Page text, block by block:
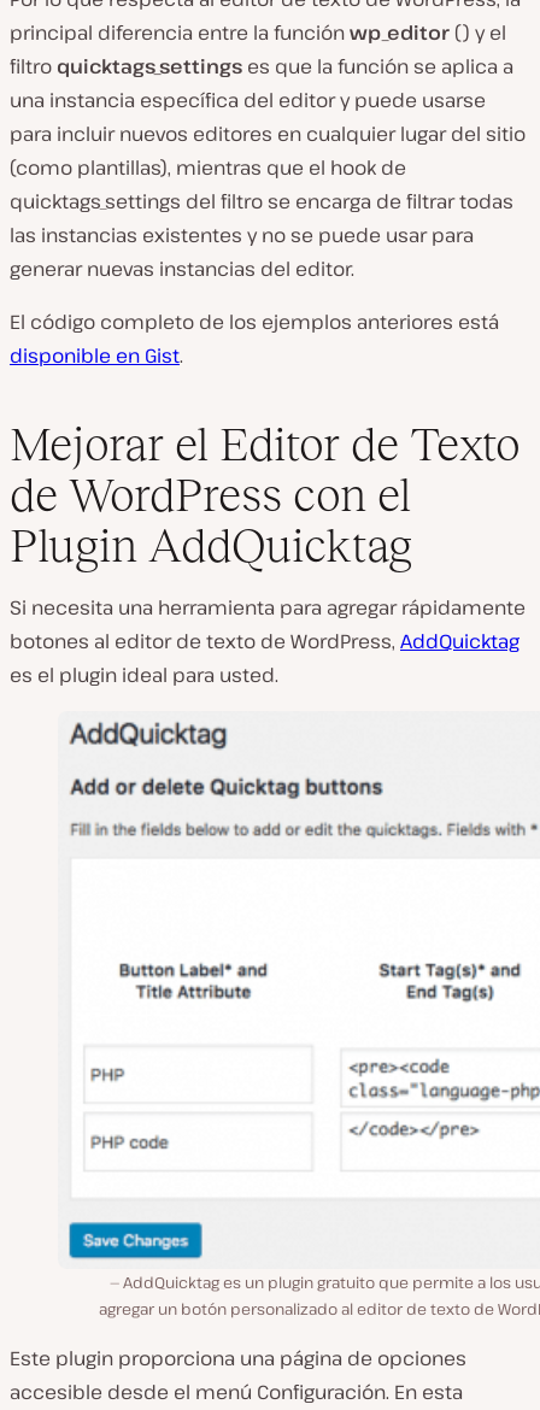
principal diferencia entre la funciónwp_editor () y el
filtro quicktags_settings es que la función se aplica a
una instancia específica del editor y puede usarse
para incluir nuevos editores en cualquier lugar del sitio
(como plantillas), mientras que el hook de
quicktags_settings del filtro se encarga de filtrar todas
las instancias existentes y no se puede usar para
generar nuevas instancias del editor.
El código completo de los ejemplos anteriores está
disponible en Gist.
Mejorar el Editor de Texto
de WordPress con el
Plugin AddQuicktag
Si necesita una herramienta para agregar rápidamente
botones al editor de texto de WordPress, AddQuicktag
es el plugin ideal para usted.
AddQuicktag es un plugin gratuito que permite a los
agregar un botón personalizado al editor de texto de
Este plugin proporciona una página de opciones
accesible desde el menú Configuración. En esta